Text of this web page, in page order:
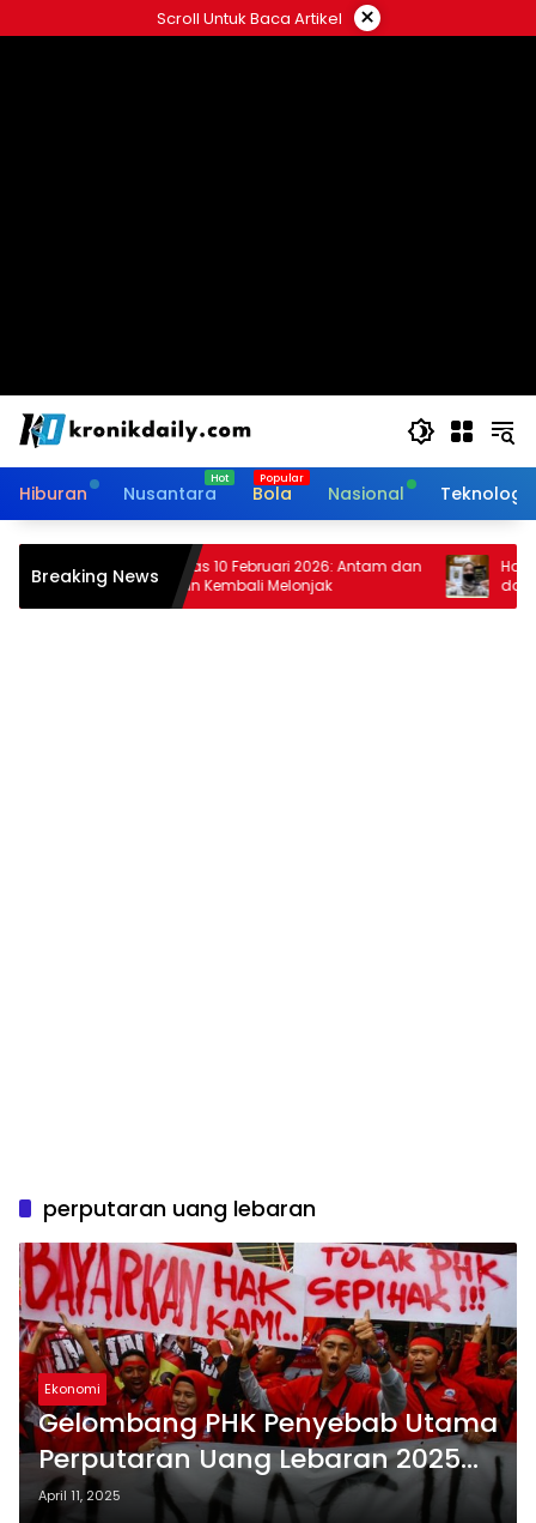
ke
Scroll Untuk Baca Artikel ×
Hiburan Nusantara Bola Nasional Teknologi
Breaking News
Harga Emas 10 Februari 2026: Antam dan
Pegadaian Kembali Melonjak
Harga
dan
perputaran uang lebaran
Ekonomi
Gelombang PHK Penyebab Utama
Perputaran Uang Lebaran 2025
Anjlok
April 11, 2025